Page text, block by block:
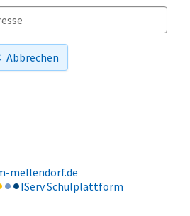
Abbrechen
mellendorf.de
IServ Schulplattform